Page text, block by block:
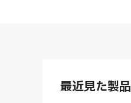
最近見た製品